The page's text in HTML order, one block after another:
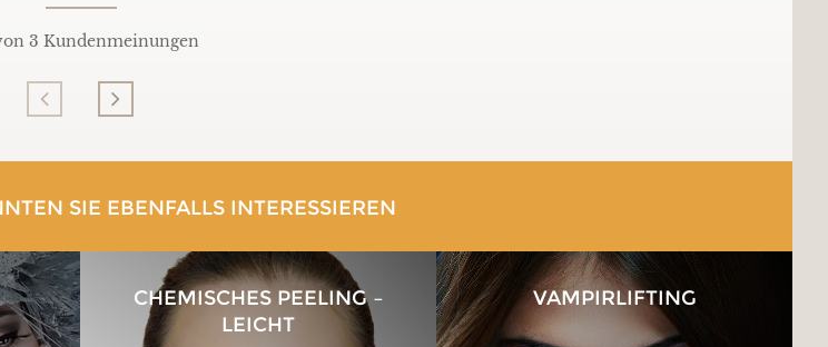
3 Kundenmeinungen
SIE EBENFALLS INTERESSIEREN
CHEMISCHES PEELING –
LEICHT
VAMPIRLIFTING